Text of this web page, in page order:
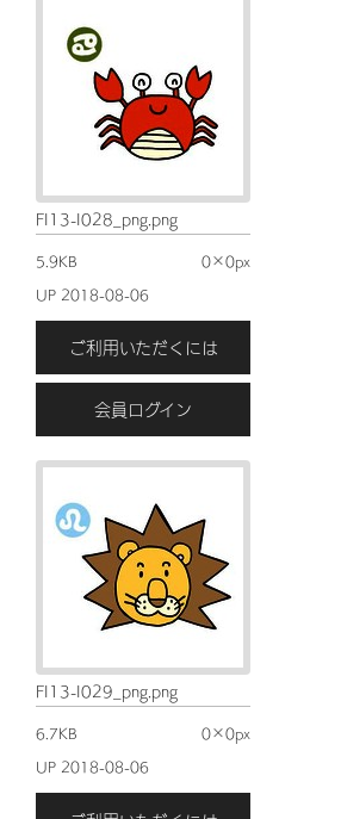
FI13-I028_png.png
5.9KB
0×0px
UP 2018-08-06
ご利用いただくには
会員ログイン
FI13-I029_png.png
6.7KB
0×0px
UP 2018-08-06